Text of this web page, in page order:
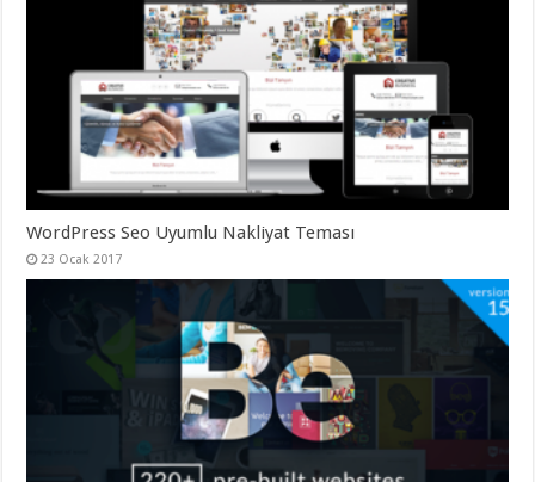
organizasyon,
organizasyon,
organizasyon ,
organizasyon,
gaziantep
twitter
takipçi
WordPress Seo Uyumlu Nakliyat Teması
23 Ocak 2017